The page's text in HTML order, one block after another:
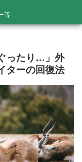
等
ったり…」外
ターの回復法